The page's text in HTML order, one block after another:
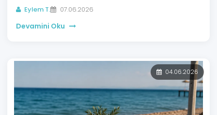
en sessiz köşelerde saklıdır. Çanakkale’nin Ayvacık
ilçesine bağlı Kayalar Köyü de tam olarak böyle bir
Eylem T. 07.06.2026
Devamini Oku
04.06.2026